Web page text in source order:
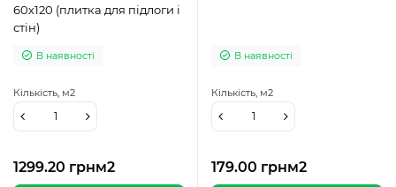
60х120 (плитка для підлоги і
стін)
В наявності
1299.20 грнм2
Кількість, м2
В наявності
179.00 грнм2
Кількість, м2